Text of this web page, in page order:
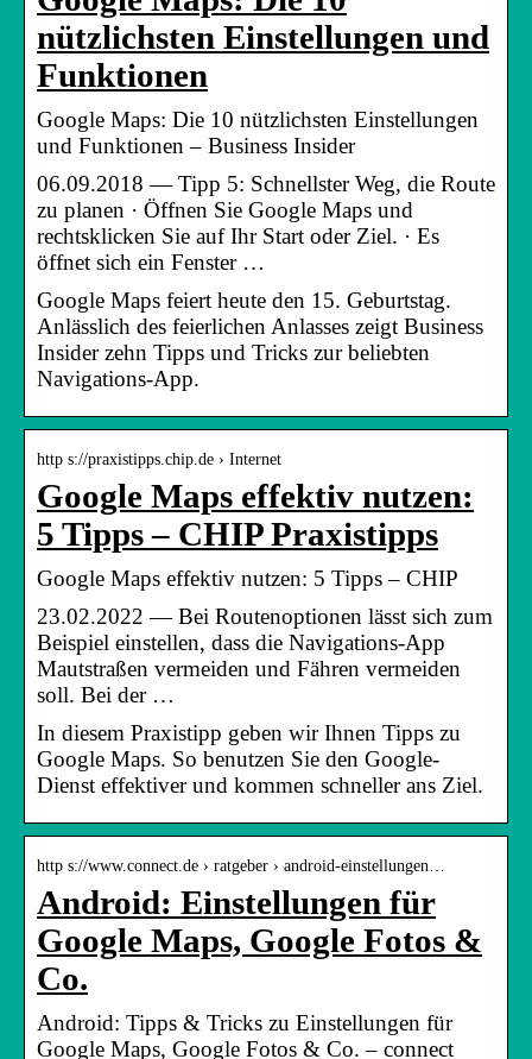
nützlichsten Einstellungen und
Funktionen
Google Maps: Die 10 nützlichsten Einstellungen
und Funktionen – Business Insider
06.09.2018 — Tipp 5: Schnellster Weg, die Route
zu planen · Öffnen Sie Google Maps und
rechtsklicken Sie auf Ihr Start oder Ziel. · Es
öffnet sich ein Fenster …
Google Maps feiert heute den 15. Geburtstag.
Anlässlich des feierlichen Anlasses zeigt Business
Insider zehn Tipps und Tricks zur beliebten
Navigations-App.
http s://praxistipps.chip.de › Internet
Google Maps effektiv nutzen:
5 Tipps – CHIP Praxistipps
Google Maps effektiv nutzen: 5 Tipps – CHIP
23.02.2022 — Bei Routenoptionen lässt sich zum
Beispiel einstellen, dass die Navigations-App
Mautstraßen vermeiden und Fähren vermeiden
soll. Bei der …
In diesem Praxistipp geben wir Ihnen Tipps zu
Google Maps. So benutzen Sie den Google-
Dienst effektiver und kommen schneller ans Ziel.
http s://www.connect.de › ratgeber › android-einstellungen…
Android: Einstellungen für
Google Maps, Google Fotos &
Co.
Android: Tipps & Tricks zu Einstellungen für
Google Maps, Google Fotos & Co. – connect